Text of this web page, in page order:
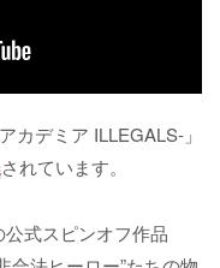
カデミア ILLEGALS-」
されています。
式スピンオフ作品